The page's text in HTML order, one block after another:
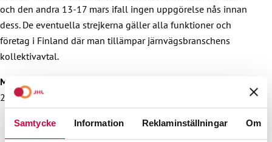
Samtycke Information Reklaminställningar Om
och den andra 13-17 mars ifall ingen uppgörelse nås innan
dess. De eventuella strejkerna gäller alla funktioner och
företag i Finland där man tillämpar järnvägsbranschens
kollektivavtal.
Mer information:
2412